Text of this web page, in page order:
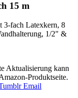
15 m
3-fach Latexkern, 8
1/2" &
Aktualisierung kann
Produktseite.
Email